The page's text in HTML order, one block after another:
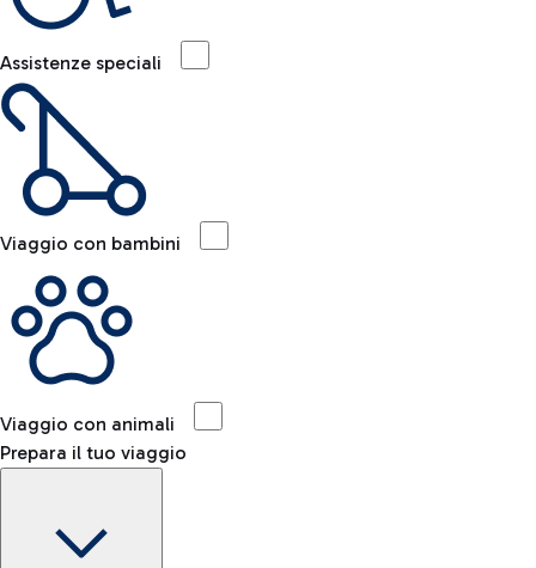
Assistenze speciali
Viaggio con bambini
Viaggio con animali
Prepara il tuo viaggio